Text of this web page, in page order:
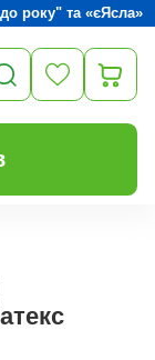
року" та «єЯсла»